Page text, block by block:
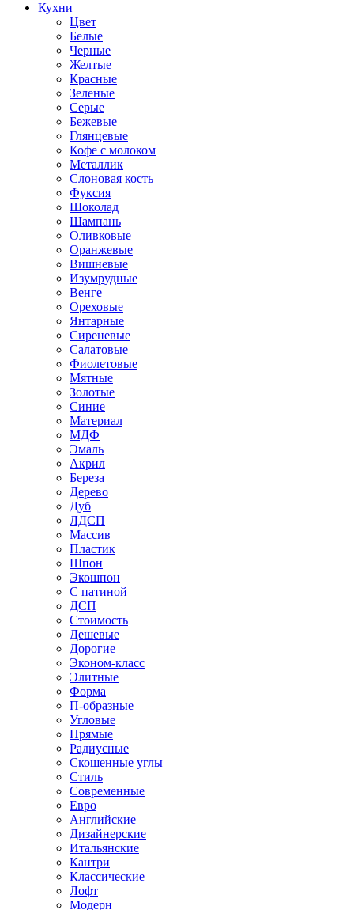
Кухни
Цвет
Белые
Черные
Желтые
Красные
Зеленые
Серые
Бежевые
Глянцевые
Кофе с молоком
Металлик
Слоновая кость
Фуксия
Шоколад
Шампань
Оливковые
Оранжевые
Вишневые
Изумрудные
Венге
Ореховые
Янтарные
Сиреневые
Салатовые
Фиолетовые
Мятные
Золотые
Синие
Материал
МДФ
Эмаль
Акрил
Береза
Дерево
Дуб
ЛДСП
Массив
Пластик
Шпон
Экошпон
С патиной
ДСП
Стоимость
Дешевые
Дорогие
Эконом-класс
Элитные
Форма
П-образные
Угловые
Прямые
Радиусные
Скошенные углы
Стиль
Современные
Евро
Английские
Дизайнерские
Итальянские
Кантри
Классические
Лофт
Модерн